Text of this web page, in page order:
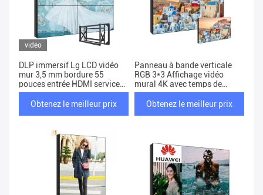
vidéo
DLP immersif Lg LCD vidéo
mur 3,5 mm bordure 55
pouces entrée HDMI service
personnalisé
Obtenez le meilleur prix
Panneau à bande verticale
RGB 3*3 Affichage vidéo
mural 4K avec temps de
réponse de 8 ms
Obtenez le meilleur prix